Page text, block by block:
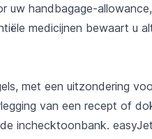
uw handbagage-
medicijnen bewaart u
met een uitzondering
van een recept of
inchecktoonbank.